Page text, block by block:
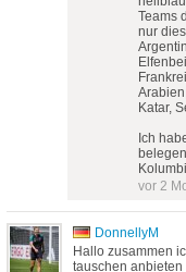
Teams
nur
Katar,
Ich
vor 2
DonnellyM
Hallo zusammen
tauschen anbieten